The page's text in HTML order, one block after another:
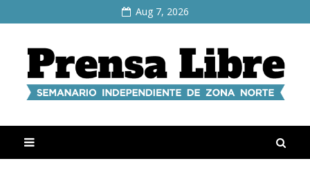
Aug 7, 2026